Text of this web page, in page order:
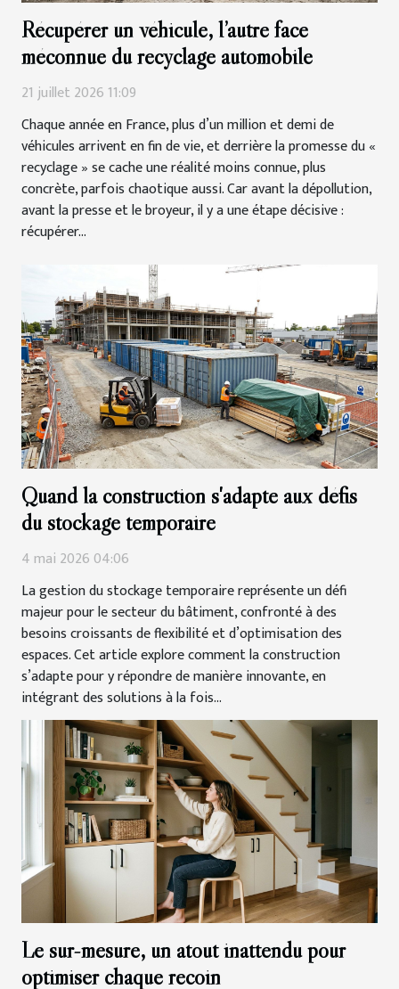
Récupérer un véhicule, l’autre face
méconnue du recyclage automobile
21 juillet 2026 11:09
Chaque année en France, plus d’un million et demi de
véhicules arrivent en fin de vie, et derrière la promesse du «
recyclage » se cache une réalité moins connue, plus
concrète, parfois chaotique aussi. Car avant la dépollution,
avant la presse et le broyeur, il y a une étape décisive :
récupérer...
Quand la construction s'adapte aux défis
du stockage temporaire
4 mai 2026 04:06
La gestion du stockage temporaire représente un défi
majeur pour le secteur du bâtiment, confronté à des
besoins croissants de flexibilité et d’optimisation des
espaces. Cet article explore comment la construction
s’adapte pour y répondre de manière innovante, en
intégrant des solutions à la fois...
Le sur-mesure, un atout inattendu pour
optimiser chaque recoin